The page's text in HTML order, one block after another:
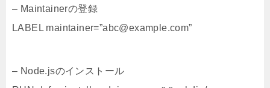
– Maintainerの登録
LABEL maintainer=”abc@example.com”
– Node.jsのインストール